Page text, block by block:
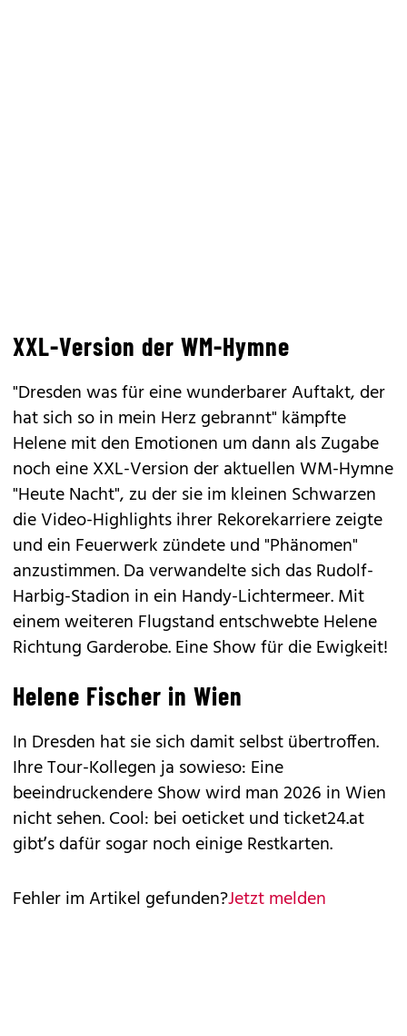
XXL-Version der WM-Hymne
"Dresden was für eine wunderbarer Auftakt, der
hat sich so in mein Herz gebrannt" kämpfte
Helene mit den Emotionen um dann als Zugabe
noch eine XXL-Version der aktuellen WM-Hymne
"Heute Nacht", zu der sie im kleinen Schwarzen
die Video-Highlights ihrer Rekorekarriere zeigte
und ein Feuerwerk zündete und "Phänomen"
anzustimmen. Da verwandelte sich das Rudolf-
Harbig-Stadion in ein Handy-Lichtermeer. Mit
einem weiteren Flugstand entschwebte Helene
Richtung Garderobe. Eine Show für die Ewigkeit!
Helene Fischer in Wien
In Dresden hat sie sich damit selbst übertroffen.
Ihre Tour-Kollegen ja sowieso: Eine
beeindruckendere Show wird man 2026 in Wien
nicht sehen. Cool: bei oeticket undticket24.at
gibt’s dafür sogar noch einige Restkarten.
Fehler im Artikel gefunden?Jetzt melden